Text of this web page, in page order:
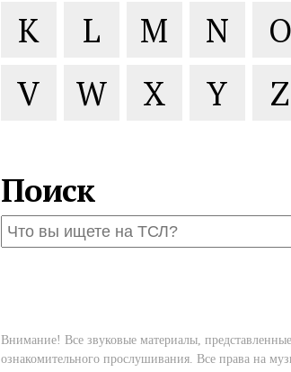
K
L M N O
V
W X Y Z
Поиск
Внимание! Все звуковые материалы,
ознакомительного прослушивания. Все права на